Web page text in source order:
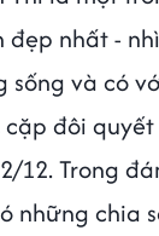
nhất -
sống và có
đôi
12. Trong
những chia